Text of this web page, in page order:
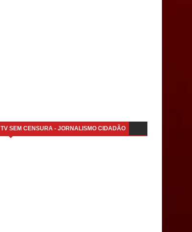
TV SEM CENSURA - JORNALISMO CIDADÃO